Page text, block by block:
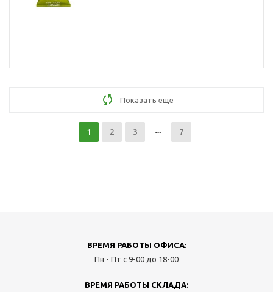
Показать еще
1 2 3 7
ВРЕМЯ РАБОТЫ ОФИСА:
Пн - Пт с 9-00 до 18-00
ВРЕМЯ РАБОТЫ СКЛАДА: